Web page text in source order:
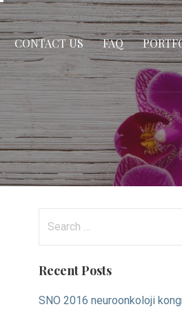
CONTACT US FAQ
Recent Posts
SNO 2016 neuroonkoloji